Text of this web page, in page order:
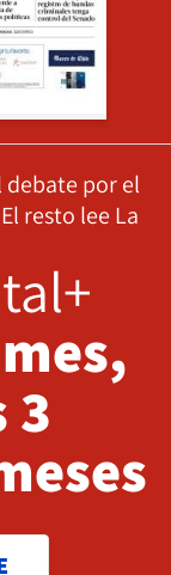
por el
resto lee La
3